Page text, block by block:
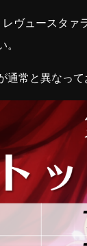
ヴュースタァ
。
常と異なって